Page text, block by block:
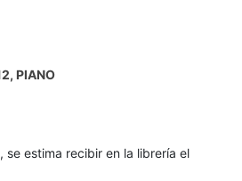
PIANO
se estima recibir en la librería el